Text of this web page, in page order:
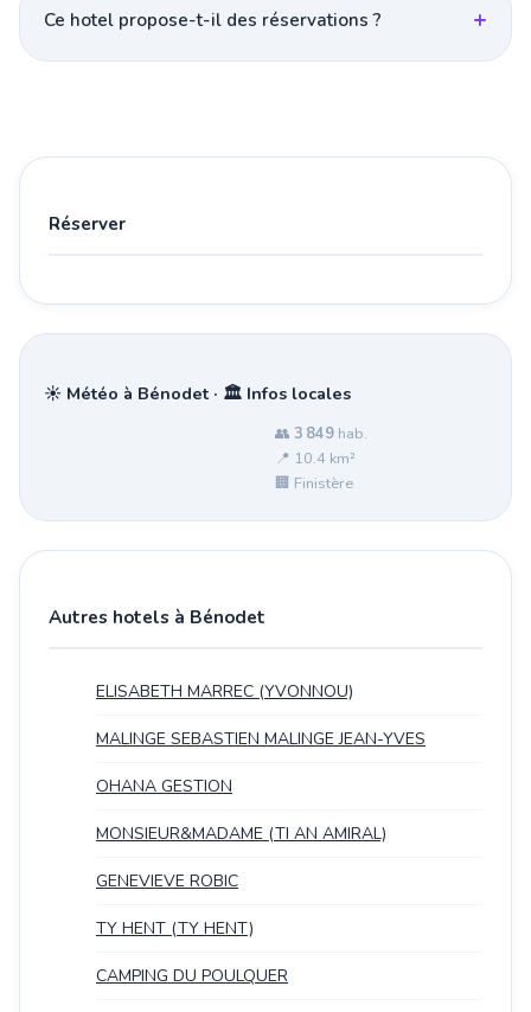
Ce hotel propose-t-il des réservations ?
Réserver
☀️ Météo à Bénodet · 🏛️ Infos locales
👥 3 849 hab.
📍 10.4 km²
🏢 Finistère
Autres hotels à Bénodet
ELISABETH MARREC (YVONNOU)
MALINGE SEBASTIEN MALINGE JEAN-YVES
OHANA GESTION
MONSIEUR&MADAME (TI AN AMIRAL)
GENEVIEVE ROBIC
TY HENT (TY HENT)
CAMPING DU POULQUER